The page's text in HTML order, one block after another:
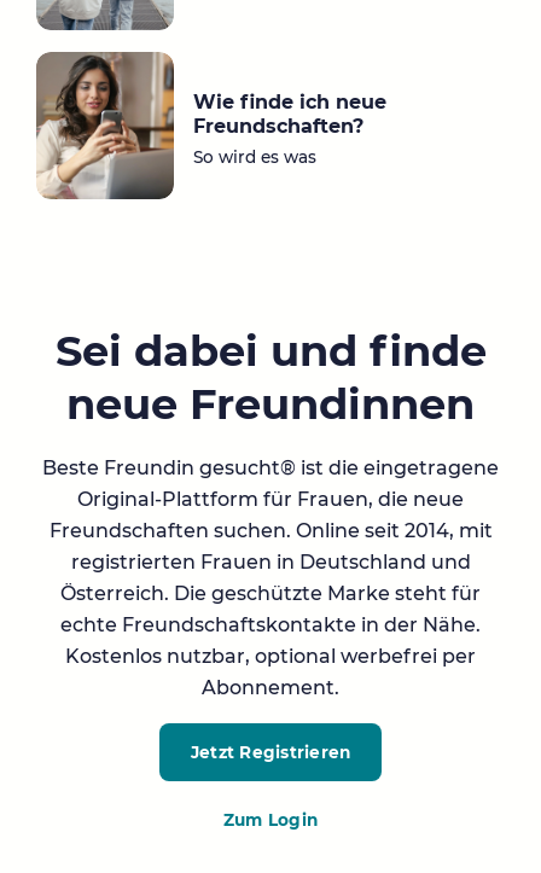
Wie finde ich neue
Freundschaften?
So wird es was
Sei dabei und finde
neue Freundinnen
Beste Freundin gesucht® ist die eingetragene
Original-Plattform für Frauen, die neue
Freundschaften suchen. Online seit 2014, mit
registrierten Frauen in Deutschland und
Österreich. Die geschützte Marke steht für
echte Freundschaftskontakte in der Nähe.
Kostenlos nutzbar, optional werbefrei per
Abonnement.
Jetzt Registrieren
Zum Login